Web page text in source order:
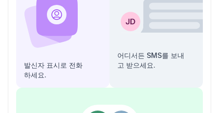
발신자 표시로 전화
하세요.
어디서든 SMS를 보내
고 받으세요.